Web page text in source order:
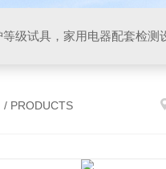
/ PRODUCTS